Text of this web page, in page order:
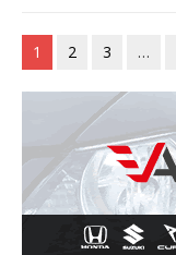
1 2 3 …